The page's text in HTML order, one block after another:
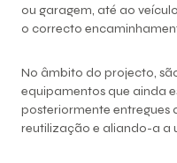
ou garagem, até ao
o correcto
No âmbito do projecto,
equipamentos que ainda
posteriormente entregues
reutilização e aliando-a a